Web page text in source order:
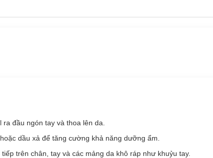
đầu ngón tay và thoa lên da.
dầu xả để tăng cường khả năng dưỡng ẩm.
trên chân, tay và các mảng da khô ráp như khuỷu tay.